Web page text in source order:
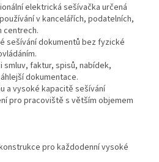
elektrická sešívačka určená
v kancelářích, podatelních,
centrech.
sešívání dokumentů bez fyzické
faktur, spisů, nabídek,
dokumentace.
a vysoké kapacitě sešívání
pro pracoviště s větším objemem
pro každodenní vysoké